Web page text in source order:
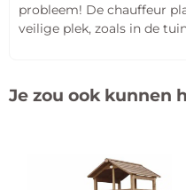
probleem! De chauffeur
veilige plek, zoals in de
Je zou ook kunnen